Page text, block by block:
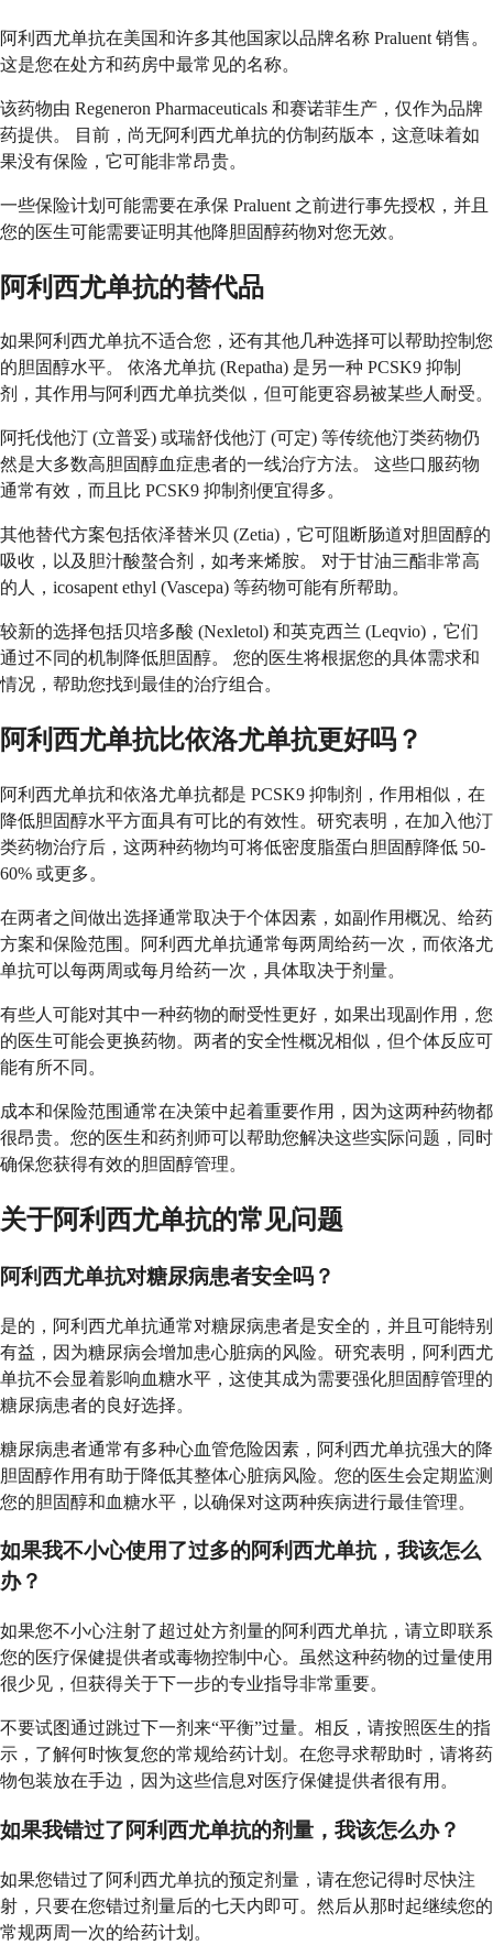
阿利西尤单抗在美国和许多其他国家以品牌名称 Praluent 销售。
这是您在处方和药房中最常见的名称。
该药物由 Regeneron Pharmaceuticals 和赛诺菲生产，仅作为品牌
药提供。 目前，尚无阿利西尤单抗的仿制药版本，这意味着如
果没有保险，它可能非常昂贵。
一些保险计划可能需要在承保 Praluent 之前进行事先授权，并且
您的医生可能需要证明其他降胆固醇药物对您无效。
阿利西尤单抗的替代品
如果阿利西尤单抗不适合您，还有其他几种选择可以帮助控制您
的胆固醇水平。 依洛尤单抗 (Repatha) 是另一种 PCSK9 抑制
剂，其作用与阿利西尤单抗类似，但可能更容易被某些人耐受。
阿托伐他汀 (立普妥) 或瑞舒伐他汀 (可定) 等传统他汀类药物仍
然是大多数高胆固醇血症患者的一线治疗方法。 这些口服药物
通常有效，而且比 PCSK9 抑制剂便宜得多。
其他替代方案包括依泽替米贝 (Zetia)，它可阻断肠道对胆固醇的
吸收，以及胆汁酸螯合剂，如考来烯胺。 对于甘油三酯非常高
的人，icosapent ethyl (Vascepa) 等药物可能有所帮助。
较新的选择包括贝培多酸 (Nexletol) 和英克西兰 (Leqvio)，它们
通过不同的机制降低胆固醇。 您的医生将根据您的具体需求和
情况，帮助您找到最佳的治疗组合。
阿利西尤单抗比依洛尤单抗更好吗？
阿利西尤单抗和依洛尤单抗都是 PCSK9 抑制剂，作用相似，在
降低胆固醇水平方面具有可比的有效性。研究表明，在加入他汀
类药物治疗后，这两种药物均可将低密度脂蛋白胆固醇降低 50-
60% 或更多。
在两者之间做出选择通常取决于个体因素，如副作用概况、给药
方案和保险范围。阿利西尤单抗通常每两周给药一次，而依洛尤
单抗可以每两周或每月给药一次，具体取决于剂量。
有些人可能对其中一种药物的耐受性更好，如果出现副作用，您
的医生可能会更换药物。两者的安全性概况相似，但个体反应可
能有所不同。
成本和保险范围通常在决策中起着重要作用，因为这两种药物都
很昂贵。您的医生和药剂师可以帮助您解决这些实际问题，同时
确保您获得有效的胆固醇管理。
关于阿利西尤单抗的常见问题
阿利西尤单抗对糖尿病患者安全吗？
是的，阿利西尤单抗通常对糖尿病患者是安全的，并且可能特别
有益，因为糖尿病会增加患心脏病的风险。研究表明，阿利西尤
单抗不会显着影响血糖水平，这使其成为需要强化胆固醇管理的
糖尿病患者的良好选择。
糖尿病患者通常有多种心血管危险因素，阿利西尤单抗强大的降
胆固醇作用有助于降低其整体心脏病风险。您的医生会定期监测
您的胆固醇和血糖水平，以确保对这两种疾病进行最佳管理。
如果我不小心使用了过多的阿利西尤单抗，我该怎么
办？
如果您不小心注射了超过处方剂量的阿利西尤单抗，请立即联系
您的医疗保健提供者或毒物控制中心。虽然这种药物的过量使用
很少见，但获得关于下一步的专业指导非常重要。
不要试图通过跳过下一剂来“平衡”过量。相反，请按照医生的指
示，了解何时恢复您的常规给药计划。在您寻求帮助时，请将药
物包装放在手边，因为这些信息对医疗保健提供者很有用。
如果我错过了阿利西尤单抗的剂量，我该怎么办？
如果您错过了阿利西尤单抗的预定剂量，请在您记得时尽快注
射，只要在您错过剂量后的七天内即可。然后从那时起继续您的
常规两周一次的给药计划。